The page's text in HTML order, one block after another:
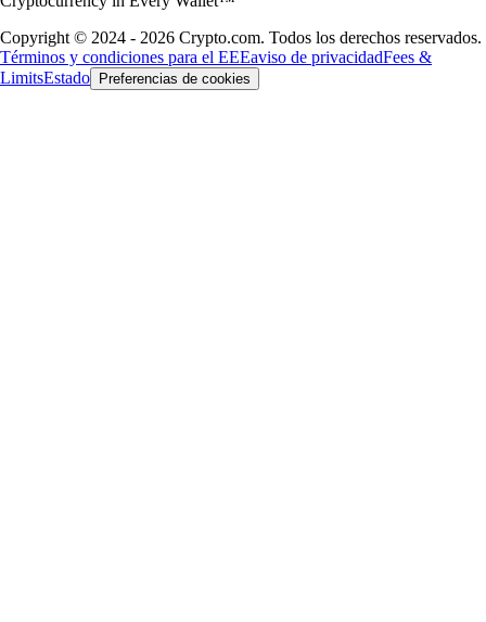
Copyright © 2024 - 2026 Crypto.com. Todos los derechos reservados.
Términos y condiciones para el EEEaviso de privacidadFees &
LimitsEstado Preferencias de cookies